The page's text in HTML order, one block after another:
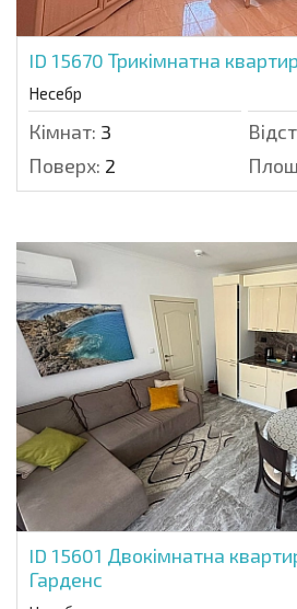
ID 15670 Трикімнатна
Несебр
Кімнат: 3
Поверх: 2
ID 15601 Двокімнатна
Гарденс